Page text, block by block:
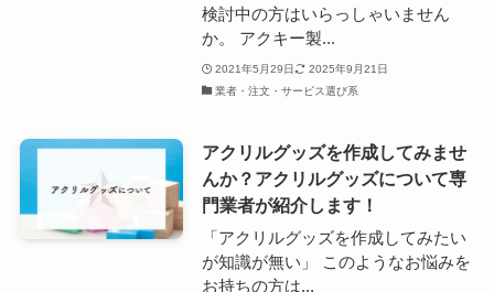
検討中の方はいらっしゃいません
か。 アクキー製...
2021年5月29日
2025年9月21日
業者・注文・サービス選び系
アクリルグッズを作成してみませ
んか？アクリルグッズについて専
門業者が紹介します！
「アクリルグッズを作成してみたい
が知識が無い」 このようなお悩みを
お持ちの方は...